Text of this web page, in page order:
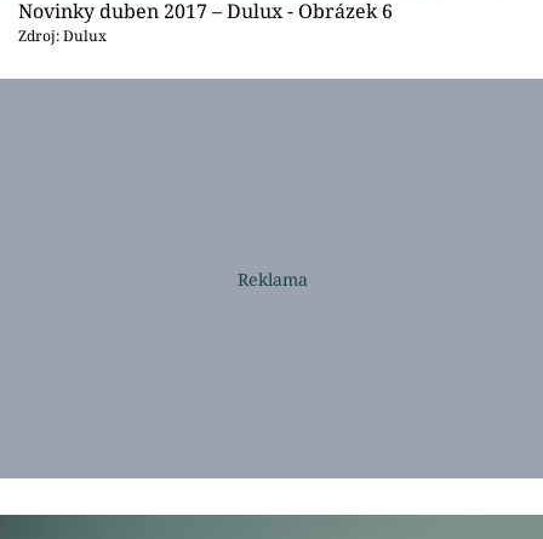
Novinky duben 2017 – Dulux - Obrázek 6
Zdroj: Dulux